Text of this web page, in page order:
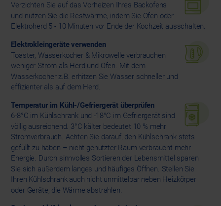
Verzichten Sie auf das Vorheizen Ihres Backofens
und nutzen Sie die Restwärme, indem Sie Ofen oder
Elektroherd 5 - 10 Minuten vor Ende der Kochzeit ausschalten.
Elektrokleingeräte verwenden
Toaster, Wasserkocher & Mikrowelle verbrauchen
weniger Strom als Herd und Ofen. Mit dem
Wasserkocher z.B. erhitzen Sie Wasser schneller und
effizienter als auf dem Herd.
Temperatur im Kühl-/Gefriergerät überprüfen
6-8°C im Kühlschrank und -18°C im Gefriergerät sind
völlig ausreichend. 3°C kälter bedeutet 10 % mehr
Stromverbrauch. Achten Sie darauf, den Kühlschrank stets
gefüllt zu haben – nicht genutzter Raum verbraucht mehr
Energie. Durch sinnvolles Sortieren der Lebensmittel sparen
Sie sich außerdem langes und häufiges Öffnen. Stellen Sie
Ihren Kühlschrank auch nicht unmittelbar neben Heizkörper
oder Geräte, die Wärme abstrahlen.